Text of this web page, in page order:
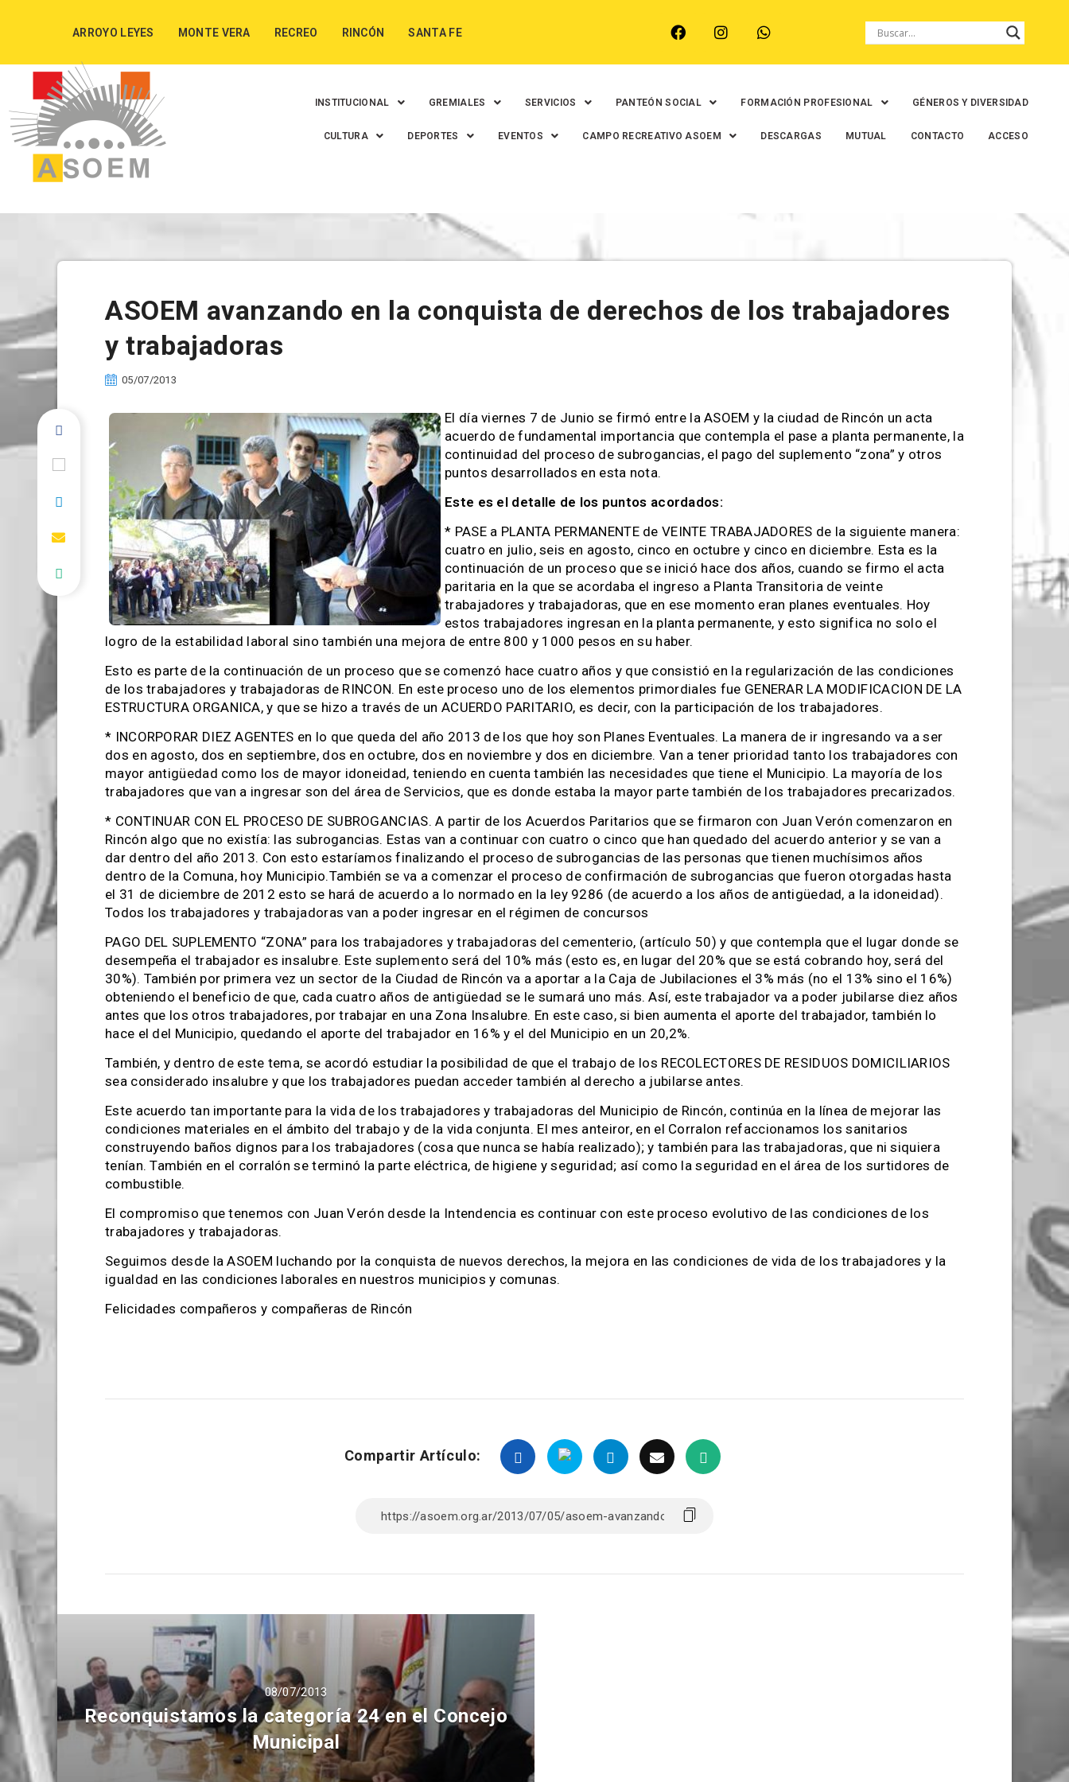
ARROYO LEYES MONTE VERA RECREO RINCÓN SANTA FE
INSTITUCIONAL GREMIALES SERVICIOS PANTEÓN SOCIAL FORMACIÓN PROFESIONAL GÉNEROS Y DIVERSIDAD
CULTURA DEPORTES EVENTOS CAMPO RECREATIVO ASOEM DESCARGAS MUTUAL CONTACTO ACCESO
ASOEM avanzando en la conquista de derechos de los trabajadores
y trabajadoras
05/07/2013
El día viernes 7 de Junio se firmó entre la ASOEM y la ciudad de Rincón un acta
acuerdo de fundamental importancia que contempla el pase a planta permanente, la
continuidad del proceso de subrogancias, el pago del suplemento “zona” y otros
puntos desarrollados en esta nota.
Este es el detalle de los puntos acordados:
* PASE a PLANTA PERMANENTE de VEINTE TRABAJADORES de la siguiente manera:
cuatro en julio, seis en agosto, cinco en octubre y cinco en diciembre. Esta es la
continuación de un proceso que se inició hace dos años, cuando se firmo el acta
paritaria en la que se acordaba el ingreso a Planta Transitoria de veinte
trabajadores y trabajadoras, que en ese momento eran planes eventuales. Hoy
estos trabajadores ingresan en la planta permanente, y esto significa no solo el
logro de la estabilidad laboral sino también una mejora de entre 800 y 1000 pesos en su haber.
Esto es parte de la continuación de un proceso que se comenzó hace cuatro años y que consistió en la regularización de las condiciones
de los trabajadores y trabajadoras de RINCON. En este proceso uno de los elementos primordiales fue GENERAR LA MODIFICACION DE LA
ESTRUCTURA ORGANICA, y que se hizo a través de un ACUERDO PARITARIO, es decir, con la participación de los trabajadores.
* INCORPORAR DIEZ AGENTES en lo que queda del año 2013 de los que hoy son Planes Eventuales. La manera de ir ingresando va a ser
dos en agosto, dos en septiembre, dos en octubre, dos en noviembre y dos en diciembre. Van a tener prioridad tanto los trabajadores con
mayor antigüedad como los de mayor idoneidad, teniendo en cuenta también las necesidades que tiene el Municipio. La mayoría de los
trabajadores que van a ingresar son del área de Servicios, que es donde estaba la mayor parte también de los trabajadores precarizados.
* CONTINUAR CON EL PROCESO DE SUBROGANCIAS. A partir de los Acuerdos Paritarios que se firmaron con Juan Verón comenzaron en
Rincón algo que no existía: las subrogancias. Estas van a continuar con cuatro o cinco que han quedado del acuerdo anterior y se van a
dar dentro del año 2013. Con esto estaríamos finalizando el proceso de subrogancias de las personas que tienen muchísimos años
dentro de la Comuna, hoy Municipio.También se va a comenzar el proceso de confirmación de subrogancias que fueron otorgadas hasta
el 31 de diciembre de 2012 esto se hará de acuerdo a lo normado en la ley 9286 (de acuerdo a los años de antigüedad, a la idoneidad).
Todos los trabajadores y trabajadoras van a poder ingresar en el régimen de concursos
PAGO DEL SUPLEMENTO “ZONA” para los trabajadores y trabajadoras del cementerio, (artículo 50) y que contempla que el lugar donde se
desempeña el trabajador es insalubre. Este suplemento será del 10% más (esto es, en lugar del 20% que se está cobrando hoy, será del
30%). También por primera vez un sector de la Ciudad de Rincón va a aportar a la Caja de Jubilaciones el 3% más (no el 13% sino el 16%)
obteniendo el beneficio de que, cada cuatro años de antigüedad se le sumará uno más. Así, este trabajador va a poder jubilarse diez años
antes que los otros trabajadores, por trabajar en una Zona Insalubre. En este caso, si bien aumenta el aporte del trabajador, también lo
hace el del Municipio, quedando el aporte del trabajador en 16% y el del Municipio en un 20,2%.
También, y dentro de este tema, se acordó estudiar la posibilidad de que el trabajo de los RECOLECTORES DE RESIDUOS DOMICILIARIOS
sea considerado insalubre y que los trabajadores puedan acceder también al derecho a jubilarse antes.
Este acuerdo tan importante para la vida de los trabajadores y trabajadoras del Municipio de Rincón, continúa en la línea de mejorar las
condiciones materiales en el ámbito del trabajo y de la vida conjunta. El mes anteiror, en el Corralon refaccionamos los sanitarios
construyendo baños dignos para los trabajadores (cosa que nunca se había realizado); y también para las trabajadoras, que ni siquiera
tenían. También en el corralón se terminó la parte eléctrica, de higiene y seguridad; así como la seguridad en el área de los surtidores de
combustible.
El compromiso que tenemos con Juan Verón desde la Intendencia es continuar con este proceso evolutivo de las condiciones de los
trabajadores y trabajadoras.
Seguimos desde la ASOEM luchando por la conquista de nuevos derechos, la mejora en las condiciones de vida de los trabajadores y la
igualdad en las condiciones laborales en nuestros municipios y comunas.
Felicidades compañeros y compañeras de Rincón
Compartir Artículo:
08/07/2013
Reconquistamos la categoría 24 en el Concejo
Municipal